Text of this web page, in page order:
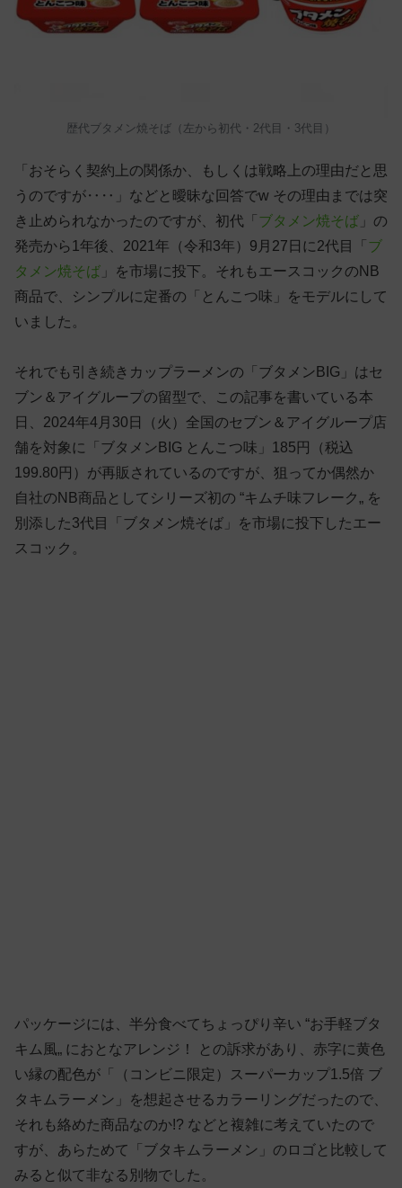
歴代ブタメン焼そば（左から初代・2代目・3代目）
「おそらく契約上の関係か、もしくは戦略上の理由だと思
うのですが‥‥」などと曖昧な回答でw その理由までは突
き止められなかったのですが、初代「 ブタメン焼そば 」の
発売から1年後、2021年（令和3年）9月27日に2代目「 ブ
タメン焼そば 」を市場に投下。それもエースコックのNB
商品で、シンプルに定番の「とんこつ味」をモデルにして
いました。
それでも引き続きカップラーメンの「ブタメンBIG」はセ
ブン＆アイグループの留型で、この記事を書いている本
日、2024年4月30日（火）全国のセブン＆アイグループ店
舗を対象に「ブタメンBIG とんこつ味」185円（税込
199.80円）が再販されているのですが、狙ってか偶然か
自社のNB商品としてシリーズ初の “キムチ味フレーク„ を
別添した3代目「ブタメン焼そば」を市場に投下したエー
スコック。
パッケージには、半分食べてちょっぴり辛い “お手軽ブタ
キム風„ におとなアレンジ！ との訴求があり、赤字に黄色
い縁の配色が「（コンビニ限定）スーパーカップ1.5倍 ブ
タキムラーメン」を想起させるカラーリングだったので、
それも絡めた商品なのか!? などと複雑に考えていたので
すが、あらためて「ブタキムラーメン」のロゴと比較して
みると似て非なる別物でした。